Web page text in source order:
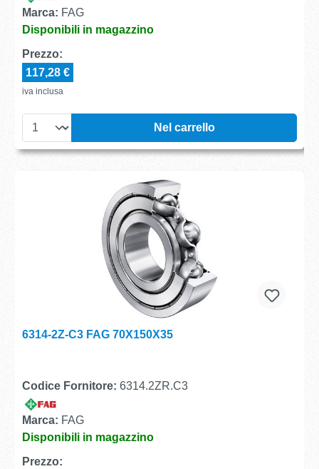
Marca: FAG
Disponibili in magazzino
Prezzo:
117,28 €
iva inclusa
Nel carrello
6314-2Z-C3 FAG 70X150X35
Codice Fornitore: 6314.2ZR.C3
Marca: FAG
Disponibili in magazzino
Prezzo: